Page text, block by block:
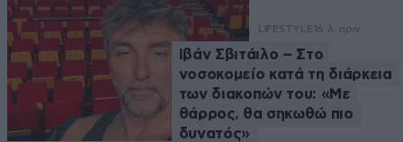
LIFESTYLE 16 λ. πριν
Ιβάν Σβιτάιλο – Στο
νοσοκομείο κατά τη διάρκεια
των διακοπών του: «Με
θάρρος, θα σηκωθώ πιο
δυνατός»